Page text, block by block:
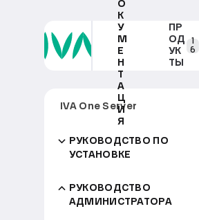
О
К
У
М
Е
Н
Т
А
Ц
И
Я
ПР
ОД
УК
ТЫ
1
6
IVA One Server
РУКОВОДСТВО ПО
УСТАНОВКЕ
РУКОВОДСТВО
АДМИНИСТРАТОРА